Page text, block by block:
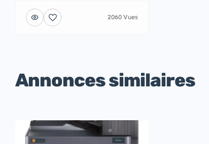
2060 Vues
Annonces similaires